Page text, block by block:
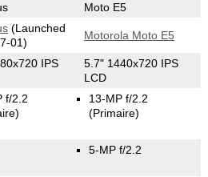
Moto E5
(Launched
01)
Motorola Moto E5
IPS
5.7" 1440x720 IPS
LCD
f/2.2
13-MP f/2.2
(Primaire)
5-MP f/2.2